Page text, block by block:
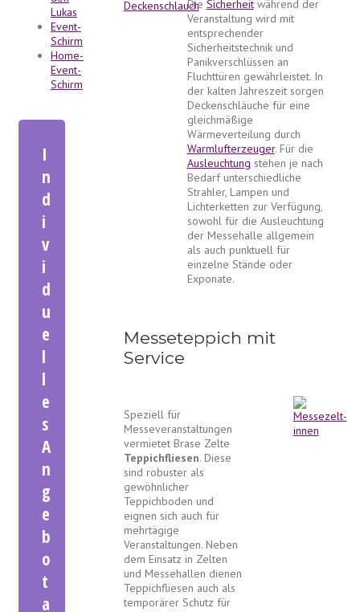
Lukas
Event-
Schirm
Home-
Event-
Schirm
I
n
d
i
v
i
d
u
e
l
l
e
s
A
n
g
e
b
o
t
a
Die Sicherheitwährend der
Veranstaltung wird mit
entsprechender
Sicherheitstechnik und
Panikverschlüssen an
Fluchttüren gewährleistet. In
der kalten Jahreszeit sorgen
Deckenschläuche für eine
gleichmäßige
Wärmeverteilung durch
Warmlufterzeuger. Für die
Ausleuchtung stehen je nach
Bedarf unterschiedliche
Strahler, Lampen und
Lichterketten zur Verfügung,
sowohl für die Ausleuchtung
der Messehalle allgemein
als auch punktuell für
einzelne Stände oder
Exponate.
Messeteppich mit
Service
Speziell für
Messeveranstaltungen
vermietet Brase Zelte
Teppichfliesen. Diese
sind robuster als
gewöhnlicher
Teppichboden und
eignen sich auch für
mehrtägige
Veranstaltungen. Neben
dem Einsatz in Zelten
und Messehallen dienen
Teppichfliesen auch als
temporärer Schutz für